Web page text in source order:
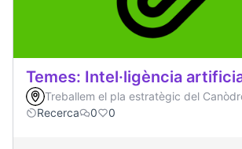
Temes: Intel·ligència
Treballem el pla estratègic del
Recerca
0 0